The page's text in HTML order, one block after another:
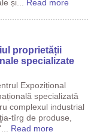
și... Read more
proprietății
specializate
Expozițional
specializată
complexul industrial
tîrg de produse,
Read more